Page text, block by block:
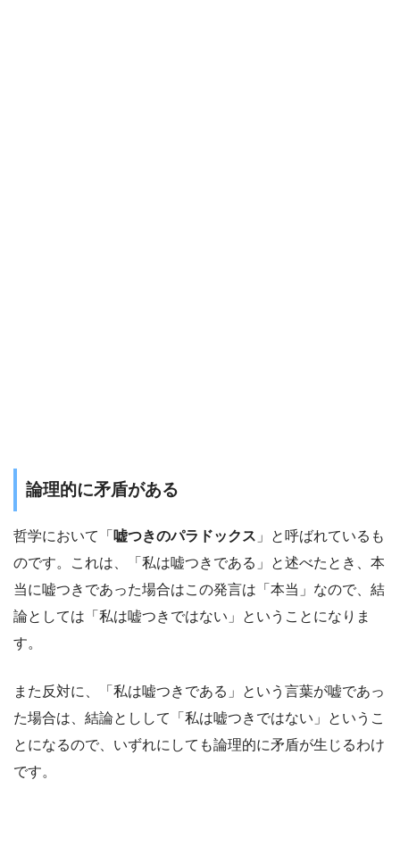
論理的に矛盾がある
哲学において「 嘘つきのパラドックス 」と呼ばれているも
のです。これは、「私は嘘つきである」と述べたとき、本
当に嘘つきであった場合はこの発言は「本当」なので、結
論としては「私は嘘つきではない」ということになりま
す。
また反対に、「私は嘘つきである」という言葉が嘘であっ
た場合は、結論としして「私は嘘つきではない」というこ
とになるので、いずれにしても論理的に矛盾が生じるわけ
です。